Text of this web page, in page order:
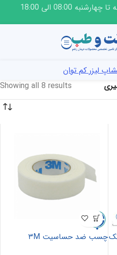
08:00 الی 18:00
لیزر کم توان
Showing all 8 results
چسب ضد حساسیت ۳M